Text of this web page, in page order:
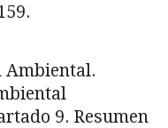
Ambiental.
9. Resumen